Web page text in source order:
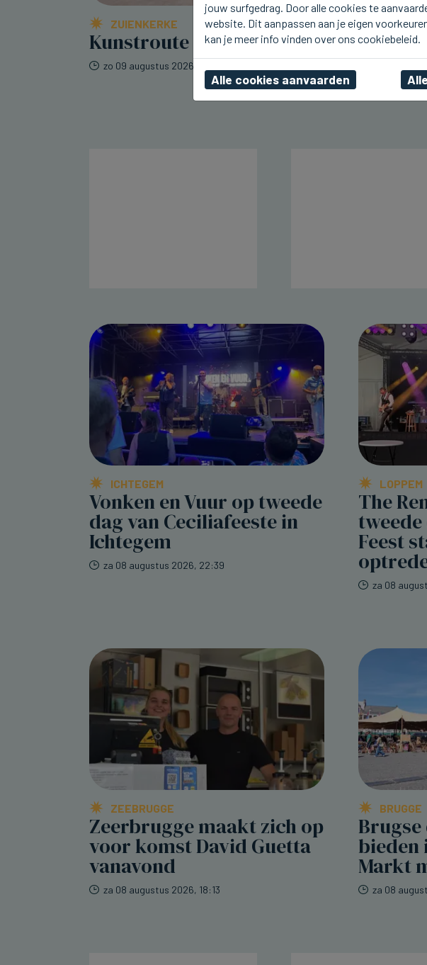
ZUIENKERKE
Kunstroute in Zuienkerke
zo 09 augustus 2026, 11:36
DAMME
Amare
zo 09
ICHTEGEM
Vonken en Vuur op tweede
dag van Ceciliafeeste in
Ichtegem
za 08 augustus 2026, 22:39
LOPPEM
The
Feest
za 08
ZEEBRUGGE
Zeerbrugge maakt zich op
voor komst David Guetta
vanavond
za 08 augustus 2026, 18:13
BRUGGE
bieden
Markt
za 08
jouw surfgedrag. Door alle cookies te
website. Dit aanpassen aan je eigen
kan je meer info vinden over ons cookiebeleid.
Alle cookies aanvaarden